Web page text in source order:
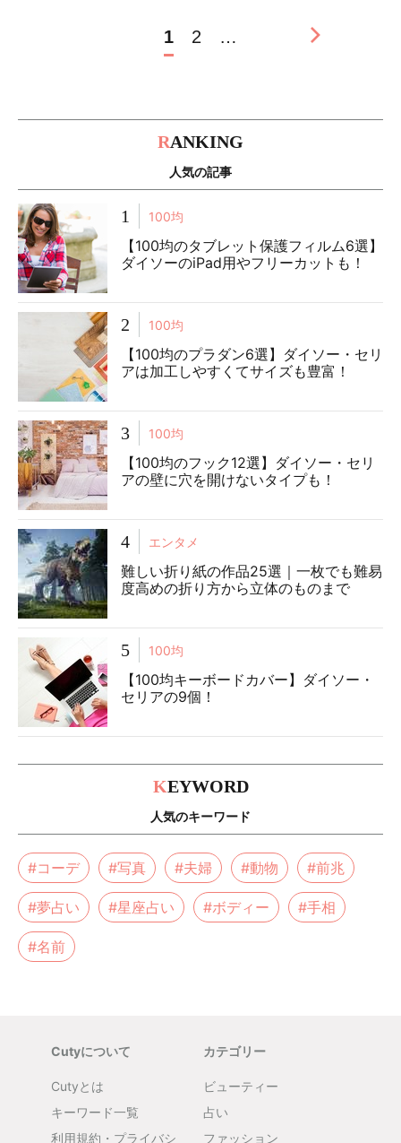
1 2 …
RANKING
人気の記事
1 100均
【100均のタブレット保護フィルム6選】
ダイソーのiPad用やフリーカットも！
2 100均
【100均のプラダン6選】ダイソー・セリ
アは加工しやすくてサイズも豊富！
3 100均
【100均のフック12選】ダイソー・セリ
アの壁に穴を開けないタイプも！
4 エンタメ
難しい折り紙の作品25選｜一枚でも難易
度高めの折り方から立体のものまで
5 100均
【100均キーボードカバー】ダイソー・
セリアの9個！
KEYWORD
人気のキーワード
#コーデ #写真 #夫婦 #動物 #前兆
#夢占い #星座占い #ボディー #手相
#名前
Cutyについて
Cutyとは
キーワード一覧
利用規約・プライバシ
カテゴリー
ビューティー
占い
ファッション